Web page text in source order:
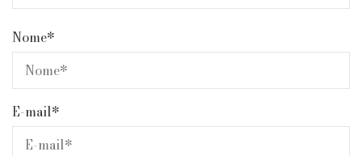
Nome*
E-mail*